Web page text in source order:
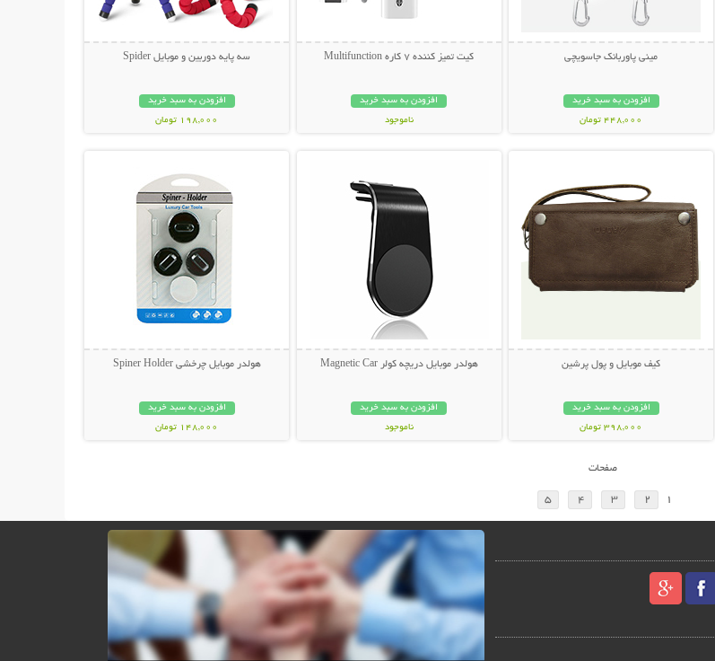
مینی پاوربانک جاسویچی
افزودن به سبد خرید
448,000 تومان
کیت تمیز کننده 7 کاره Multifunction
افزودن به سبد خرید
ناموجود
سه پایه دوربین و موبایل Spider
افزودن به سبد خرید
198,000 تومان
کیف موبایل و پول پرشین
افزودن به سبد خرید
398,000 تومان
هولدر موبایل دریچه کولر Magnetic Car
افزودن به سبد خرید
ناموجود
هولدر موبایل چرخشی Spiner Holder
افزودن به سبد خرید
148,000 تومان
صفحات
1
2
3
4
5